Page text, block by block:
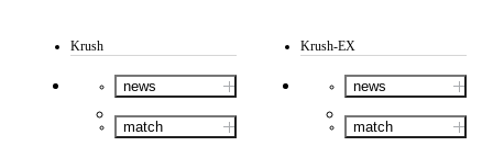
Krush
news
match
Krush-EX
news
match